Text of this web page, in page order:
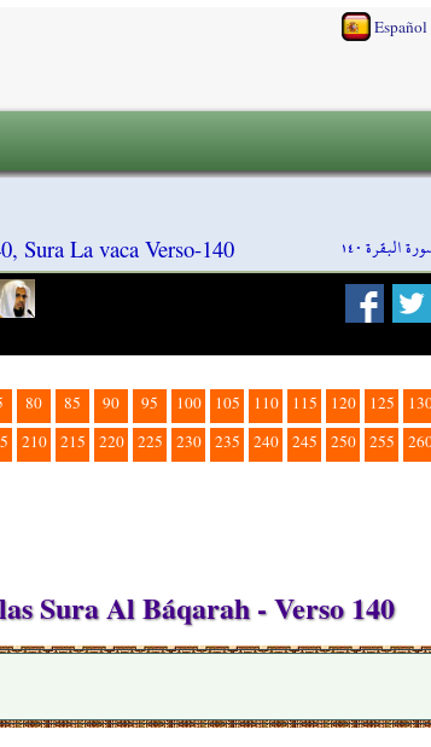
Español
البقرة ١٤٠ Sura La vaca Verso-140
80 85 90 95 100 105 110 115 120 125
210 215 220 225 230 235 240 245 250 255
Sura Al Báqarah - Verso 140